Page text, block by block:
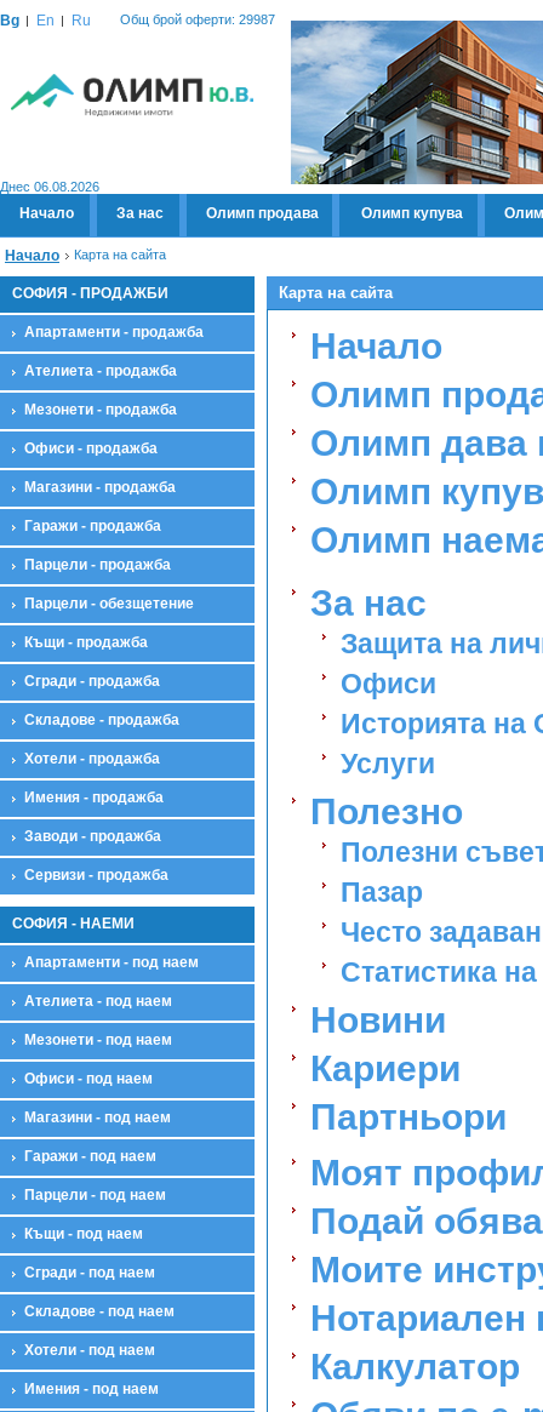
Bg En Ru Общ брой оферти: 29987
Днес 06.08.2026
Начало За нас Олимп продава Олимп купува
Начало Карта на сайта
СОФИЯ - ПРОДАЖБИ
Апартаменти - продажба
Ателиета - продажба
Мезонети - продажба
Офиси - продажба
Магазини - продажба
Гаражи - продажба
Парцели - продажба
Парцели - обезщетение
Къщи - продажба
Сгради - продажба
Складове - продажба
Хотели - продажба
Имения - продажба
Заводи - продажба
Сервизи - продажба
СОФИЯ - НАЕМИ
Апартаменти - под наем
Ателиета - под наем
Мезонети - под наем
Офиси - под наем
Магазини - под наем
Гаражи - под наем
Парцели - под наем
Къщи - под наем
Сгради - под наем
Складове - под наем
Хотели - под наем
Имения - под наем
Карта на сайта
Начало
Олимп
Олимп дава
Олимп
Олимп
За нас
Защита на
Офиси
Историята
Услуги
Полезно
Полезни
Пазар
Често
Статистика
Новини
Кариери
Партньори
Моят
Подай обява
Моите
Нотариален
Калкулатор